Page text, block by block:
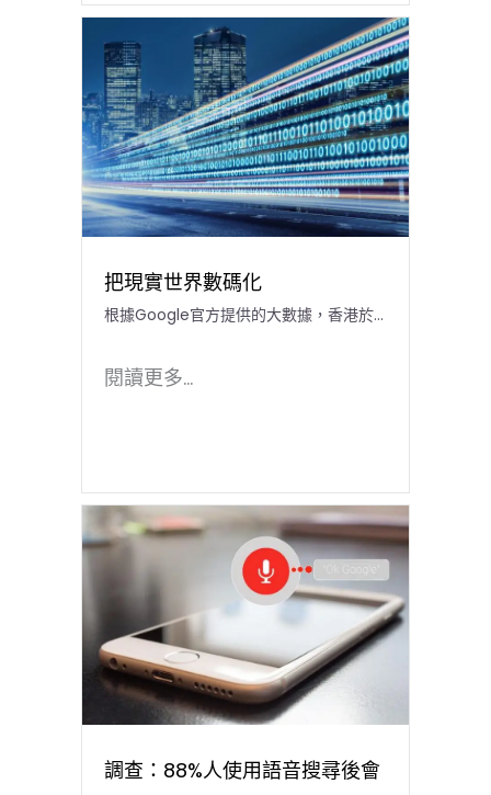
把現實世界數碼化
根據Google官方提供的大數據，香港於...
閱讀更多...
調查：88%人使用語音搜尋後會